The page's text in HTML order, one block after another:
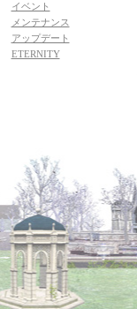
イベント
メンテナンス
アップデート
ETERNITY